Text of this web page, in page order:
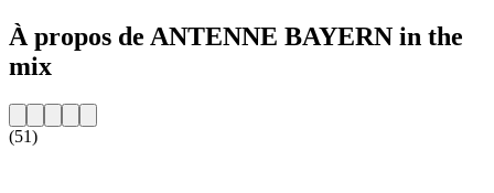
À propos de ANTENNE BAYERN in the
mix
(51)